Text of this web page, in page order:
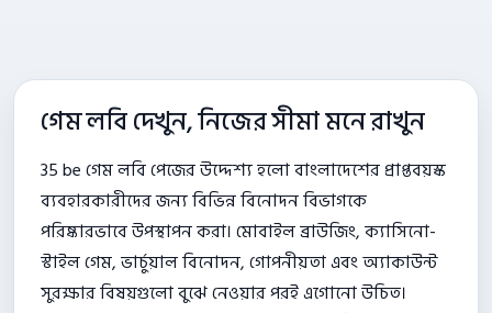
গেম লবি দেখুন, নিজের সীমা মনে রাখুন
35 be গেম লবি পেজের উদ্দেশ্য হলো বাংলাদেশের প্রাপ্তবয়স্ক
ব্যবহারকারীদের জন্য বিভিন্ন বিনোদন বিভাগকে
পরিষ্কারভাবে উপস্থাপন করা। মোবাইল ব্রাউজিং, ক্যাসিনো-
স্টাইল গেম, ভার্চুয়াল বিনোদন, গোপনীয়তা এবং অ্যাকাউন্ট
সুরক্ষার বিষয়গুলো বুঝে নেওয়ার পরই এগোনো উচিত।